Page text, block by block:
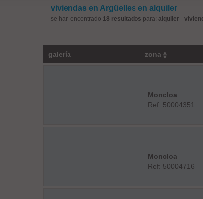
viviendas en Argüelles en alquiler
se han encontrado 18 resultados para: alquiler -
galería zona
Moncloa
Ref: 50004351
Moncloa
Ref: 50004716